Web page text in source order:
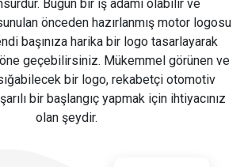
Bugün bir iş adamı olabilir ve
önceden hazırlanmış motor logosu
başınıza harika bir logo tasarlayarak
geçebilirsiniz. Mükemmel görünen ve
bir logo, rekabetçi otomotiv
bir başlangıç yapmak için ihtiyacınız
olan şeydir.